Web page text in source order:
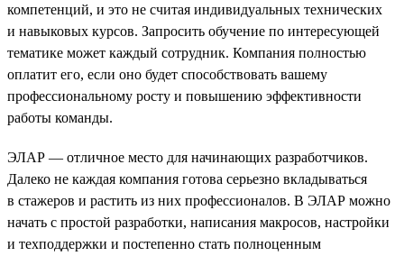
компетенций, и это не считая индивидуальных технических
и навыковых курсов. Запросить обучение по интересующей
тематике может каждый сотрудник. Компания полностью
оплатит его, если оно будет способствовать вашему
профессиональному росту и повышению эффективности
работы команды.
ЭЛАР — отличное место для начинающих разработчиков.
Далеко не каждая компания готова серьезно вкладываться
в стажеров и растить из них профессионалов. В ЭЛАР можно
начать с простой разработки, написания макросов, настройки
и техподдержки и постепенно стать полноценным